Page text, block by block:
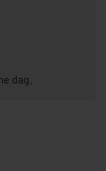
dag.